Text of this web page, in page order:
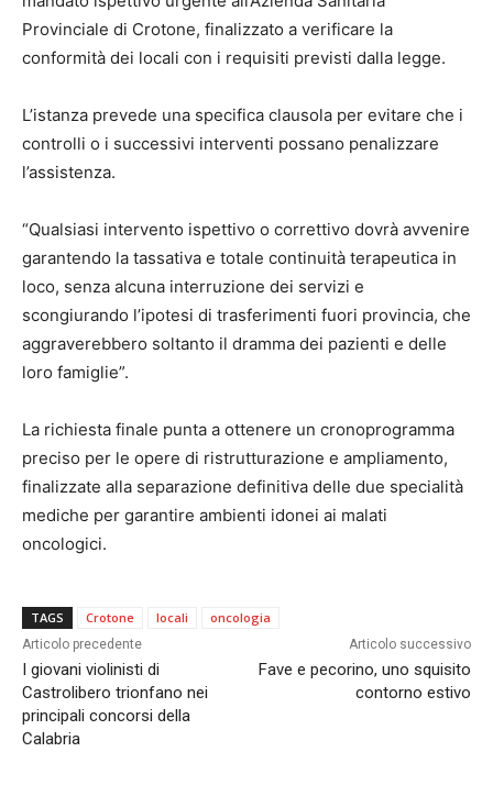
Provinciale di Crotone, finalizzato a verificare la
conformità dei locali con i requisiti previsti dalla legge.
L’istanza prevede una specifica clausola per evitare che i
controlli o i successivi interventi possano penalizzare
l’assistenza.
“Qualsiasi intervento ispettivo o correttivo dovrà avvenire
garantendo la tassativa e totale continuità terapeutica in
loco, senza alcuna interruzione dei servizi e
scongiurando l’ipotesi di trasferimenti fuori provincia, che
aggraverebbero soltanto il dramma dei pazienti e delle
loro famiglie”.
La richiesta finale punta a ottenere un cronoprogramma
preciso per le opere di ristrutturazione e ampliamento,
finalizzate alla separazione definitiva delle due specialità
mediche per garantire ambienti idonei ai malati
oncologici.
TAGS Crotone locali oncologia
Articolo precedente
I giovani violinisti di
Castrolibero trionfano nei
principali concorsi della
Calabria
Articolo successivo
Fave e pecorino, uno squisito
contorno estivo